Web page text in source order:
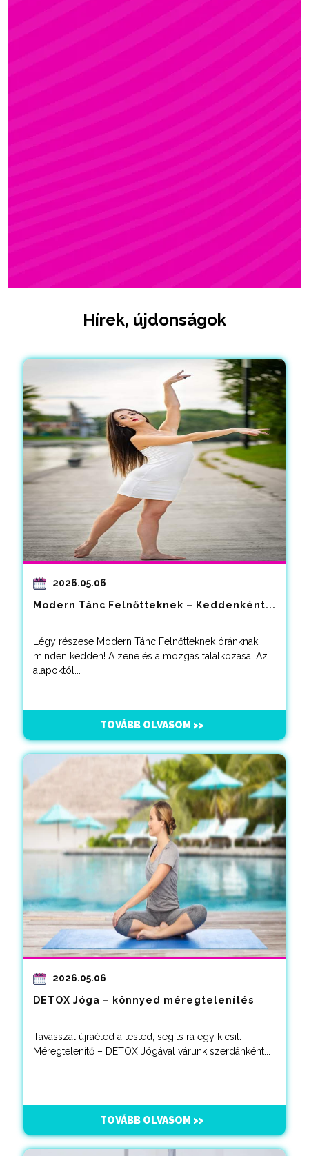
Hírek, újdonságok
2026.05.06
Modern Tánc Felnőtteknek – Keddenként...
Légy részese Modern Tánc Felnőtteknek óránknak
minden kedden! A zene és a mozgás találkozása. Az
alapoktól...
TOVÁBB OLVASOM >>
2026.05.06
DETOX Jóga – könnyed méregtelenítés
Tavasszal újraéled a tested, segíts rá egy kicsit.
Méregtelenítő – DETOX Jógával várunk szerdánként...
TOVÁBB OLVASOM >>